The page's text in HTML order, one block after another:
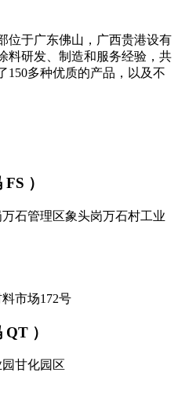
位于广东佛山，广西贵港设有
料研发、制造和服务经验，共
150多种优质的产品，以及不
）
石管理区象头岗万石村工业
市场172号
）
甘化园区